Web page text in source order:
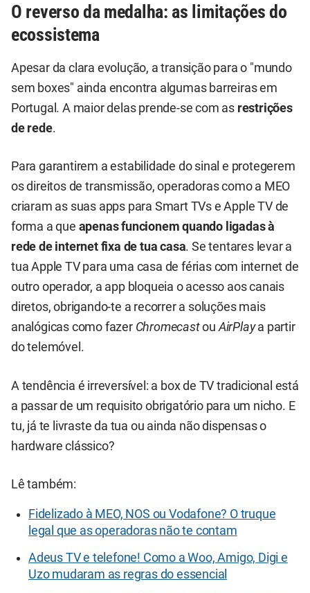
O reverso da medalha: as limitações do
ecossistema
Apesar da clara evolução, a transição para o "mundo
sem boxes" ainda encontra algumas barreiras em
Portugal. A maior delas prende-se com as restrições
de rede.
Para garantirem a estabilidade do sinal e protegerem
os direitos de transmissão, operadoras como a MEO
criaram as suas apps para Smart TVs e Apple TV de
forma a que apenas funcionem quando ligadas à
rede de internet fixa de tua casa. Se tentares levar a
tua Apple TV para uma casa de férias com internet de
outro operador, a app bloqueia o acesso aos canais
diretos, obrigando-te a recorrer a soluções mais
analógicas como fazer ChromecastouAirPlaya partir
do telemóvel.
A tendência é irreversível: a box de TV tradicional está
a passar de um requisito obrigatório para um nicho. E
tu, já te livraste da tua ou ainda não dispensas o
hardware clássico?
Lê também:
Fidelizado à MEO, NOS ou Vodafone? O truque
legal que as operadoras não te contam
Adeus TV e telefone! Como a Woo, Amigo, Digi e
Uzo mudaram as regras do essencial